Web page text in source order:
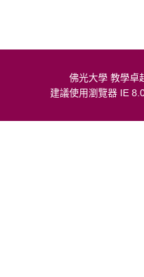
佛光大學 教學
建議使用瀏覽器 IE